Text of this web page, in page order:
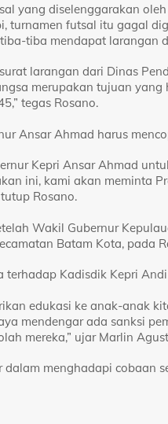
yang diselenggarakan
turnamen futsal itu gagal
tiba mendapat larangan
larangan dari Dinas
merupakan tujuan
tegas Rosano.
Ansar Ahmad harus
Kepri Ansar Ahmad
ini, kami akan meminta
Rosano.
Wakil Gubernur
Batam Kota, pada
terhadap Kadisdik Kepri
edukasi ke anak-anak
mendengar ada sanksi
mereka,” ujar Marlin
menghadapi cobaan